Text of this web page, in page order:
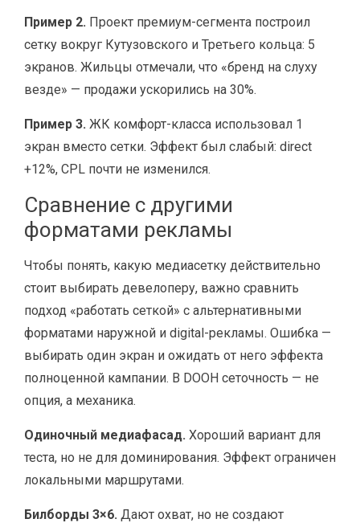
Пример 2. Проект премиум-сегмента построил
сетку вокруг Кутузовского и Третьего кольца: 5
экранов. Жильцы отмечали, что «бренд на слуху
везде» — продажи ускорились на 30%.
Пример 3. ЖК комфорт-класса использовал 1
экран вместо сетки. Эффект был слабый: direct
+12%, CPL почти не изменился.
Сравнение с другими
форматами рекламы
Чтобы понять, какую медиасетку действительно
стоит выбирать девелоперу, важно сравнить
подход «работать сеткой» с альтернативными
форматами наружной и digital-рекламы. Ошибка —
выбирать один экран и ожидать от него эффекта
полноценной кампании. В DOOH сеточность — не
опция, а механика.
Одиночный медиафасад. Хороший вариант для
теста, но не для доминирования. Эффект ограничен
локальными маршрутами.
Билборды 3×6. Дают охват, но не создают